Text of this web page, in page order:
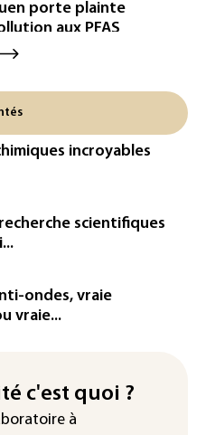
porte plainte
aux PFAS
fin juillet, la
autonomes: la
leur
3,4 milliards
constellation
par
d'Alançon
de maïs
de la
jours en
incroyables
scientifiques
ondes, vraie
vraie...
c'est quoi ?
à